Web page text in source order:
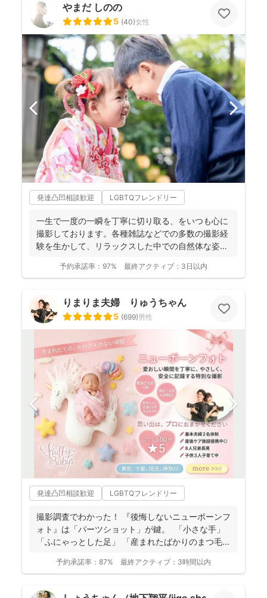
やまだ しのの
5 (40)女性
発達凸凹相談歓迎 LGBTQフレンドリー
一生で一度の一瞬を丁寧に切り取る、をいつも心に
撮影しております。各種雑誌などでの多数の撮影経
験を生かして、リラックスした中での自然体な姿の
予約承諾率： 97% 最終アクティブ： 3日以内
りまりま夫婦 りゅうちゃん
5 (699)男性
発達凸凹相談歓迎 LGBTQフレンドリー
撮影調査でわかった！ 『後悔しないニューボーンフ
ォト』は「パーツショット」が鍵。 「小さな手」
「ふにゃっとした足」 「産まれたばかりのまつ毛...
予約承諾率： 87% 最終アクティブ： 3時間以内